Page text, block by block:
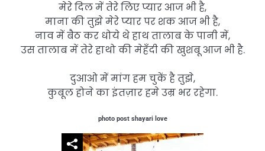
मेरे दिल में तेरे लिए प्यार आज भी है,
माना की तुझे मेरे प्यार पर शक आज भी है,
नाव में बैठ कर धोये थे हाथ तालाब के पानी में,
उस तालाब में तेरे हाथो की मेहँदी की खुशबू आज भी है.
दुआओ में मांग हम चुकें है तुझे,
कुबूल होने का इंतज़ार हमे उम्र भर रहेगा.
photo post shayari love